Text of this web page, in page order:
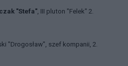
"Stefa", III pluton "Felek" 2.
"Drogosław", szef kompanii, 2.